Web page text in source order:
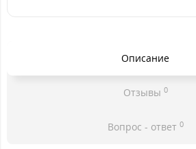
Описание
Отзывы 0
Вопрос - ответ 0